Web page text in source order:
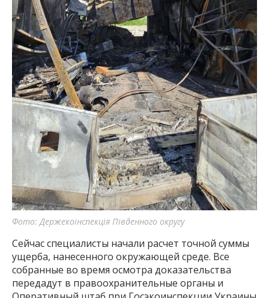
Фото: Держекоінспекція Південного округу
Сейчас специалисты начали расчет точной суммы
ущерба, нанесенного окружающей среде. Все
собранные во время осмотра доказательства
передадут в правоохранительные органы и